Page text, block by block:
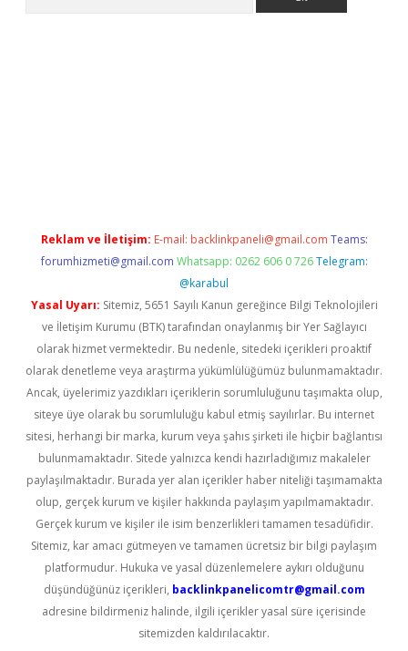
Reklam ve İletişim: E-mail: backlinkpaneli@gmail.com Teams:
forumhizmeti@gmail.com Whatsapp: 0262 606 0 726 Telegram:
@karabul
Yasal Uyarı: Sitemiz, 5651 Sayılı Kanun gereğince Bilgi Teknolojileri
ve İletişim Kurumu (BTK) tarafından onaylanmış bir Yer Sağlayıcı
olarak hizmet vermektedir. Bu nedenle, sitedeki içerikleri proaktif
olarak denetleme veya araştırma yükümlülüğümüz bulunmamaktadır.
Ancak, üyelerimiz yazdıkları içeriklerin sorumluluğunu taşımakta olup,
siteye üye olarak bu sorumluluğu kabul etmiş sayılırlar. Bu internet
sitesi, herhangi bir marka, kurum veya şahıs şirketi ile hiçbir bağlantısı
bulunmamaktadır. Sitede yalnızca kendi hazırladığımız makaleler
paylaşılmaktadır. Burada yer alan içerikler haber niteliği taşımamakta
olup, gerçek kurum ve kişiler hakkında paylaşım yapılmamaktadır.
Gerçek kurum ve kişiler ile isim benzerlikleri tamamen tesadüfidir.
Sitemiz, kar amacı gütmeyen ve tamamen ücretsiz bir bilgi paylaşım
platformudur. Hukuka ve yasal düzenlemelere aykırı olduğunu
düşündüğünüz içerikleri, backlinkpanelicomtr@gmail.com
adresine bildirmeniz halinde, ilgili içerikler yasal süre içerisinde
sitemizden kaldırılacaktır.